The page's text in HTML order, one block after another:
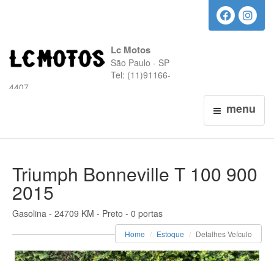
Lc Motos
São Paulo - SP
Tel: (11)91166-
4407
menu
Triumph Bonneville T 100 900
2015
Gasolina - 24709 KM - Preto - 0 portas
Home Estoque Detalhes Veículo